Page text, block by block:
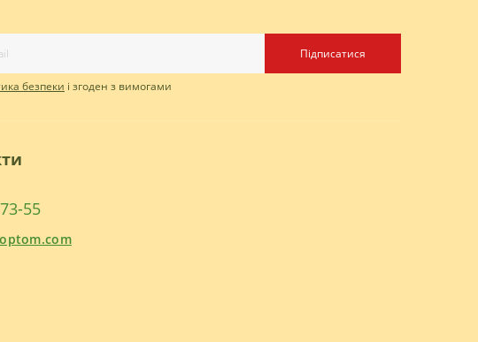
Підписатися
безпеки і згоден з вимогами
55